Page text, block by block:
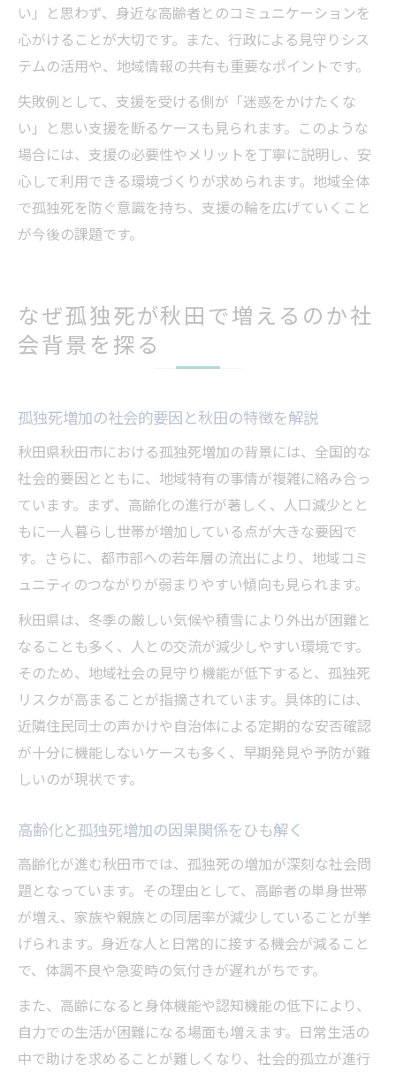
い」と思わず、身近な高齢者とのコミュニケーションを
心がけることが大切です。また、行政による見守りシス
テムの活用や、地域情報の共有も重要なポイントです。
失敗例として、支援を受ける側が「迷惑をかけたくな
い」と思い支援を断るケースも見られます。このような
場合には、支援の必要性やメリットを丁寧に説明し、安
心して利用できる環境づくりが求められます。地域全体
で孤独死を防ぐ意識を持ち、支援の輪を広げていくこと
が今後の課題です。
なぜ孤独死が秋田で増えるのか社
会背景を探る
孤独死増加の社会的要因と秋田の特徴を解説
秋田県秋田市における孤独死増加の背景には、全国的な
社会的要因とともに、地域特有の事情が複雑に絡み合っ
ています。まず、高齢化の進行が著しく、人口減少とと
もに一人暮らし世帯が増加している点が大きな要因で
す。さらに、都市部への若年層の流出により、地域コミ
ュニティのつながりが弱まりやすい傾向も見られます。
秋田県は、冬季の厳しい気候や積雪により外出が困難と
なることも多く、人との交流が減少しやすい環境です。
そのため、地域社会の見守り機能が低下すると、孤独死
リスクが高まることが指摘されています。具体的には、
近隣住民同士の声かけや自治体による定期的な安否確認
が十分に機能しないケースも多く、早期発見や予防が難
しいのが現状です。
高齢化と孤独死増加の因果関係をひも解く
高齢化が進む秋田市では、孤独死の増加が深刻な社会問
題となっています。その理由として、高齢者の単身世帯
が増え、家族や親族との同居率が減少していることが挙
げられます。身近な人と日常的に接する機会が減ること
で、体調不良や急変時の気付きが遅れがちです。
また、高齢になると身体機能や認知機能の低下により、
自力での生活が困難になる場面も増えます。日常生活の
中で助けを求めることが難しくなり、社会的孤立が進行